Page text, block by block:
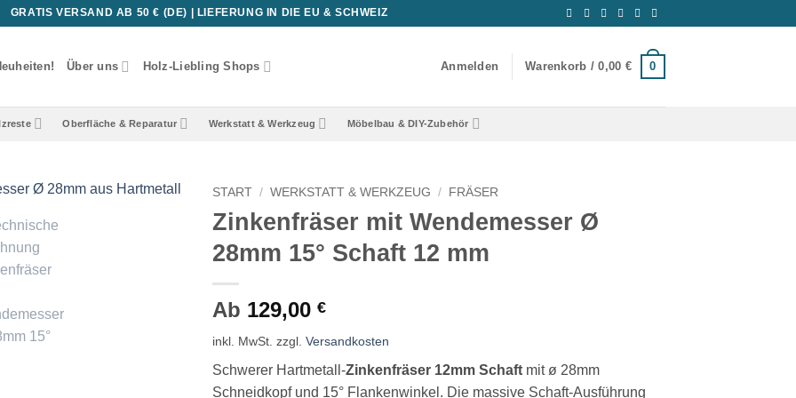
GRATIS VERSAND AB 50 € (DE) | LIEFERUNG IN DIE EU & SCHWEIZ
Über uns Holz-Liebling Shops Anmelden Warenkorb /0,00 € 0
Oberfläche & Reparatur Werkstatt & Werkzeug Möbelbau & DIY-Zubehör
START / WERKSTATT & WERKZEUG / FRÄSER
Zinkenfräser mit Wendemesser Ø
28mm 15° Schaft 12 mm
Ab 129,00 €
inkl. MwSt. zzgl. Versandkosten
Schwerer Hartmetall-Zinkenfräser 12mm Schaft mit ø 28mm
Schneidkopf und 15° Flankenwinkel. Die massive Schaft-Ausführung